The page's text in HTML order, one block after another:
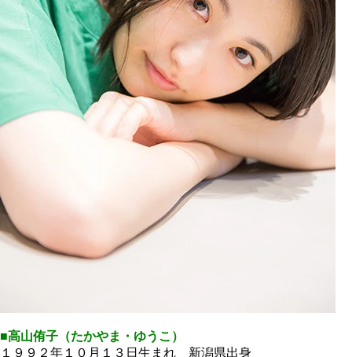
■高山侑子（たかやま・ゆうこ）
１９９２年１０月１３日生まれ 新潟県出身